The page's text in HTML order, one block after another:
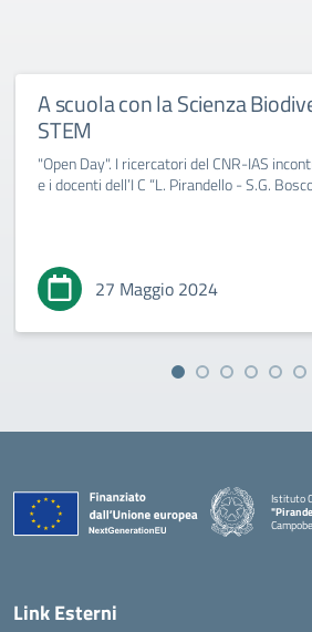
A scuola con la Scienza
STEM
"Open Day". I ricercatori del CNR-IAS
e i docenti dell’I C “L. Pirandello - S.G.
27 Maggio 2024
Istituto
— Visita
Link Esterni